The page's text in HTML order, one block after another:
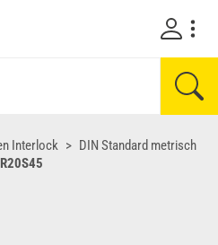
Interlock
DIN Standard metrisch